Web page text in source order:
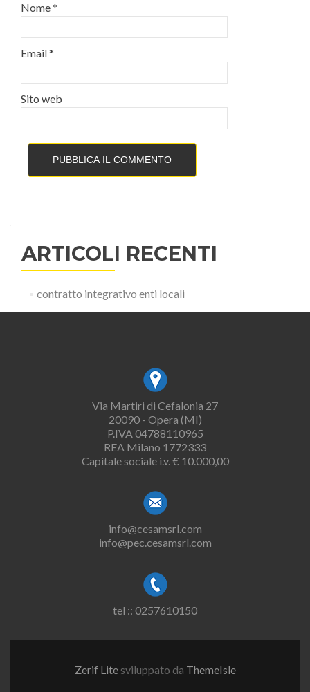
Nome*
Email*
Sito web
ARTICOLI RECENTI
contratto integrativo enti locali
Via Martiri di Cefalonia 27
20090 - Opera (MI)
P.IVA 04788110965
REA Milano 1772333
Capitale sociale i.v. € 10.000,00
info@cesamsrl.com
info@pec.cesamsrl.com
tel :: 0257610150
Zerif Lite sviluppato da ThemeIsle